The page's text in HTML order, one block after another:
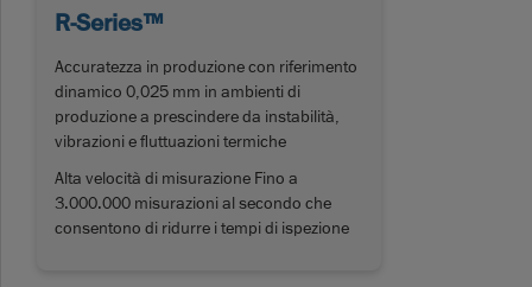
R-Series™
Accuratezza in produzione con riferimento
dinamico 0,025 mm in ambienti di
produzione a prescindere da instabilità,
vibrazioni e fluttuazioni termiche
Alta velocità di misurazione Fino a
3.000.000 misurazioni al secondo che
consentono di ridurre i tempi di ispezione